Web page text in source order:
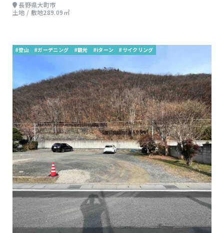
長野県大町市
土地 / 敷地289.09㎡
#登山 #ガーデニング #観光 #iターン #サイクリング